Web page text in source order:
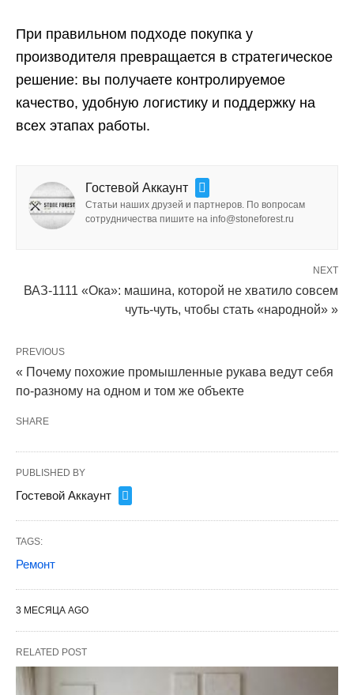
При правильном подходе покупка у
производителя превращается в стратегическое
решение: вы получаете контролируемое
качество, удобную логистику и поддержку на
всех этапах работы.
Гостевой Аккаунт
Статьи наших друзей и партнеров. По вопросам
сотрудничества пишите на info@stoneforest.ru
NEXT
ВАЗ-1111 «Ока»: машина, которой не хватило совсем
чуть-чуть, чтобы стать «народной» »
PREVIOUS
« Почему похожие промышленные рукава ведут себя
по-разному на одном и том же объекте
SHARE
PUBLISHED BY
Гостевой Аккаунт
TAGS:
Ремонт
3 МЕСЯЦА AGO
RELATED POST